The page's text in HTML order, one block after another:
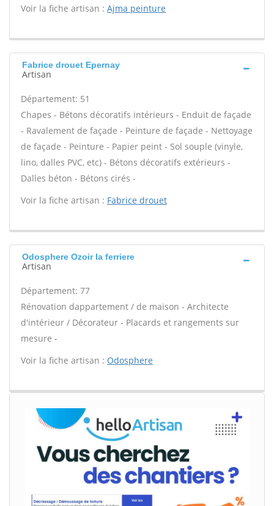
Voir la fiche artisan : Ajma peinture
Fabrice drouet Epernay
Artisan
Département: 51
Chapes - Bétons décoratifs intérieurs - Enduit de façade
- Ravalement de façade - Peinture de façade - Nettoyage
de façade - Peinture - Papier peint - Sol souple (vinyle,
lino, dalles PVC, etc) - Bétons décoratifs extérieurs -
Dalles béton - Bétons cirés -
Voir la fiche artisan : Fabrice drouet
Odosphere Ozoir la ferriere
Artisan
Département: 77
Rénovation dappartement / de maison - Architecte
d'intérieur / Décorateur - Placards et rangements sur
mesure -
Voir la fiche artisan : Odosphere